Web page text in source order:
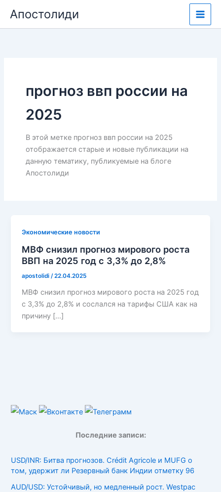
содержимому
Апостолиди
прогноз ввп россии на
2025
В этой метке прогноз ввп россии на 2025
отображается старые и новые публикации на
данную тематику, публикуемые на блоге
Апостолиди
Экономические новости
МВФ снизил прогноз мирового роста
ВВП на 2025 год с 3,3% до 2,8%
apostolidi /22.04.2025
МВФ снизил прогноз мирового роста на 2025 год
с 3,3% до 2,8% и сослался на тарифы США как на
причину […]
Последние записи:
USD/INR: Битва прогнозов. Crédit Agricole и MUFG о
том, удержит ли Резервный банк Индии отметку 96
AUD/USD: Устойчивый, но медленный рост. Westpac